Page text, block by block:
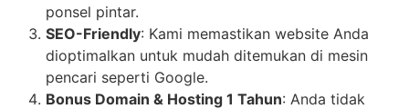
ponsel pintar.
SEO-Friendly: Kami memastikan website Anda
dioptimalkan untuk mudah ditemukan di mesin
pencari seperti Google.
Bonus Domain & Hosting 1 Tahun: Anda tidak